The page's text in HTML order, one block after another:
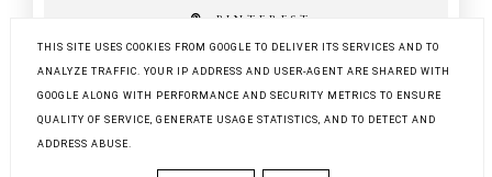
PINTEREST
BLOG DESIGN: KAROGRAFIA.PL
THIS SITE USES COOKIES FROM GOOGLE TO DELIVER ITS SERVICES AND TO
ANALYZE TRAFFIC. YOUR IP ADDRESS AND USER-AGENT ARE SHARED WITH
GOOGLE ALONG WITH PERFORMANCE AND SECURITY METRICS TO ENSURE
QUALITY OF SERVICE, GENERATE USAGE STATISTICS, AND TO DETECT AND
ADDRESS ABUSE.